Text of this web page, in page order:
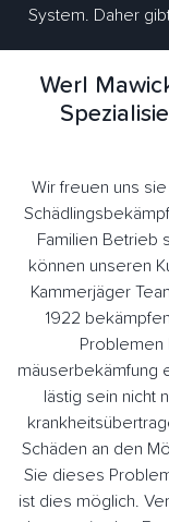
System. Daher
Werl
Wir freuen uns
Familien Betrieb
können unseren
Kammerjäger
1922
Problemen
mäuserbekämfung
lästig sein nicht
Schäden an den
Sie dieses
ist dies möglich.